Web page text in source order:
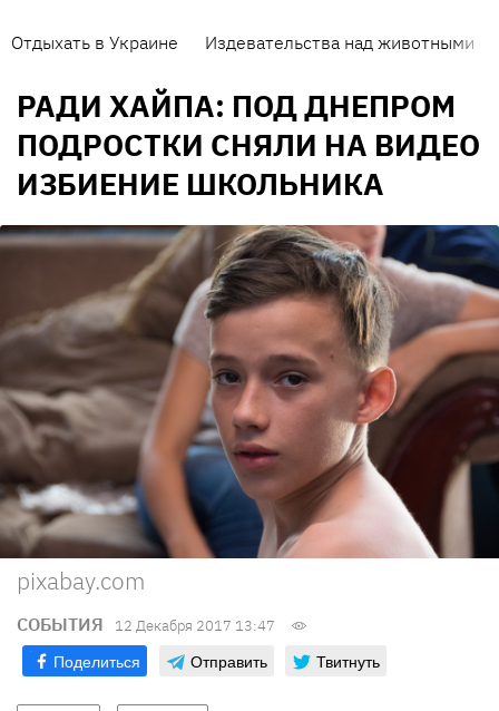
Отдыхать в Украине Издевательства над животными
РАДИ ХАЙПА: ПОД ДНЕПРОМ
ПОДРОСТКИ СНЯЛИ НА ВИДЕО
ИЗБИЕНИЕ ШКОЛЬНИКА
pixabay.com
СОБЫТИЯ 12 Декабря 2017 13:47
Поделиться Отправить Твитнуть